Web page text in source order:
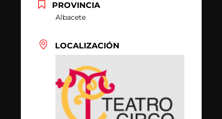
PROVINCIA
Albacete
LOCALIZACIÓN